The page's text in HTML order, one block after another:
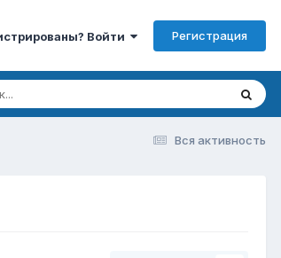
Войти Регистрация
Вся активность